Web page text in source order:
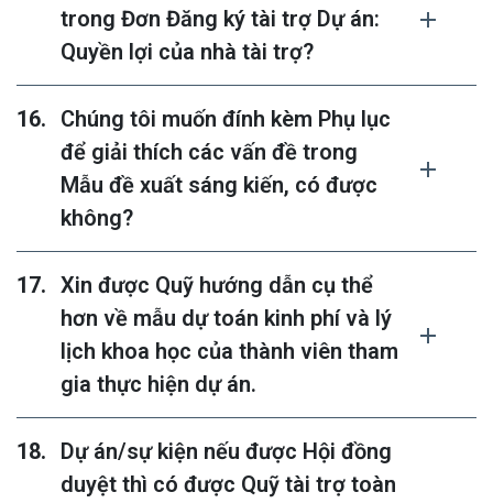
trong Đơn Đăng ký tài trợ Dự án:
Quyền lợi của nhà tài trợ?
Chúng tôi muốn đính kèm Phụ lục
để giải thích các vấn đề trong
Mẫu đề xuất sáng kiến, có được
không?
Xin được Quỹ hướng dẫn cụ thể
hơn về mẫu dự toán kinh phí và lý
lịch khoa học của thành viên tham
gia thực hiện dự án.
Dự án/sự kiện nếu được Hội đồng
duyệt thì có được Quỹ tài trợ toàn